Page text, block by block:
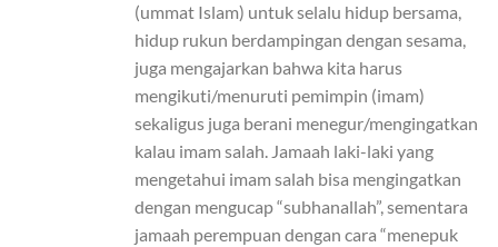
(ummat Islam) untuk selalu hidup bersama,
hidup rukun berdampingan dengan sesama,
juga mengajarkan bahwa kita harus
mengikuti/menuruti pemimpin (imam)
sekaligus juga berani menegur/mengingatkan
kalau imam salah. Jamaah laki-laki yang
mengetahui imam salah bisa mengingatkan
dengan mengucap “subhanallah”, sementara
jamaah perempuan dengan cara “menepuk